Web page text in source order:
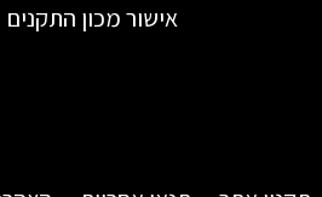
אישור מכון התקנים